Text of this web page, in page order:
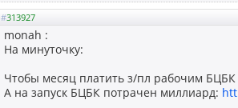
#313927
monah :
На минуточку:
Чтобы месяц платить з/пл рабочим
А на запуск БЦБК потрачен миллиард: